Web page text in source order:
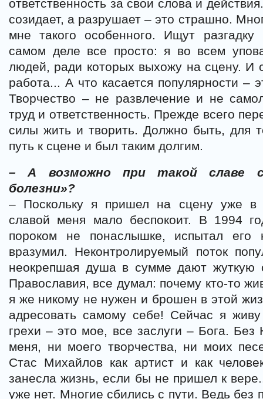
ответственность за свои слова и
созидает, а разрушает – это страшно.
мне такого особенного. Ищут
самом деле все просто: я во всем
людей, ради которых выхожу на сцену. И
работа... А что касается популярности –
Творчество – не развлечение и не
труд и ответственность. Прежде всего
силы жить и творить. Должно быть, для
путь к сцене и был таким долгим.
– А возможно при такой славе
болезни»?
– Поскольку я пришел на сцену уже в
славой меня мало беспокоит. В 1994
пороком не понаслышке, испытал
вразумил. Неконтролируемый поток
неокрепшая душа в сумме дают жуткую
Православия, все думал: почему кто-то
я же никому не нужен и брошен в этой
адресовать самому себе! Сейчас я
грехи – это мое, все заслуги – Бога.
меня, ни моего творчества, ни моих
Стас Михайлов как артист и как
занесла жизнь, если бы не пришел к
уже нет. Многие сбились с пути. Ведь без